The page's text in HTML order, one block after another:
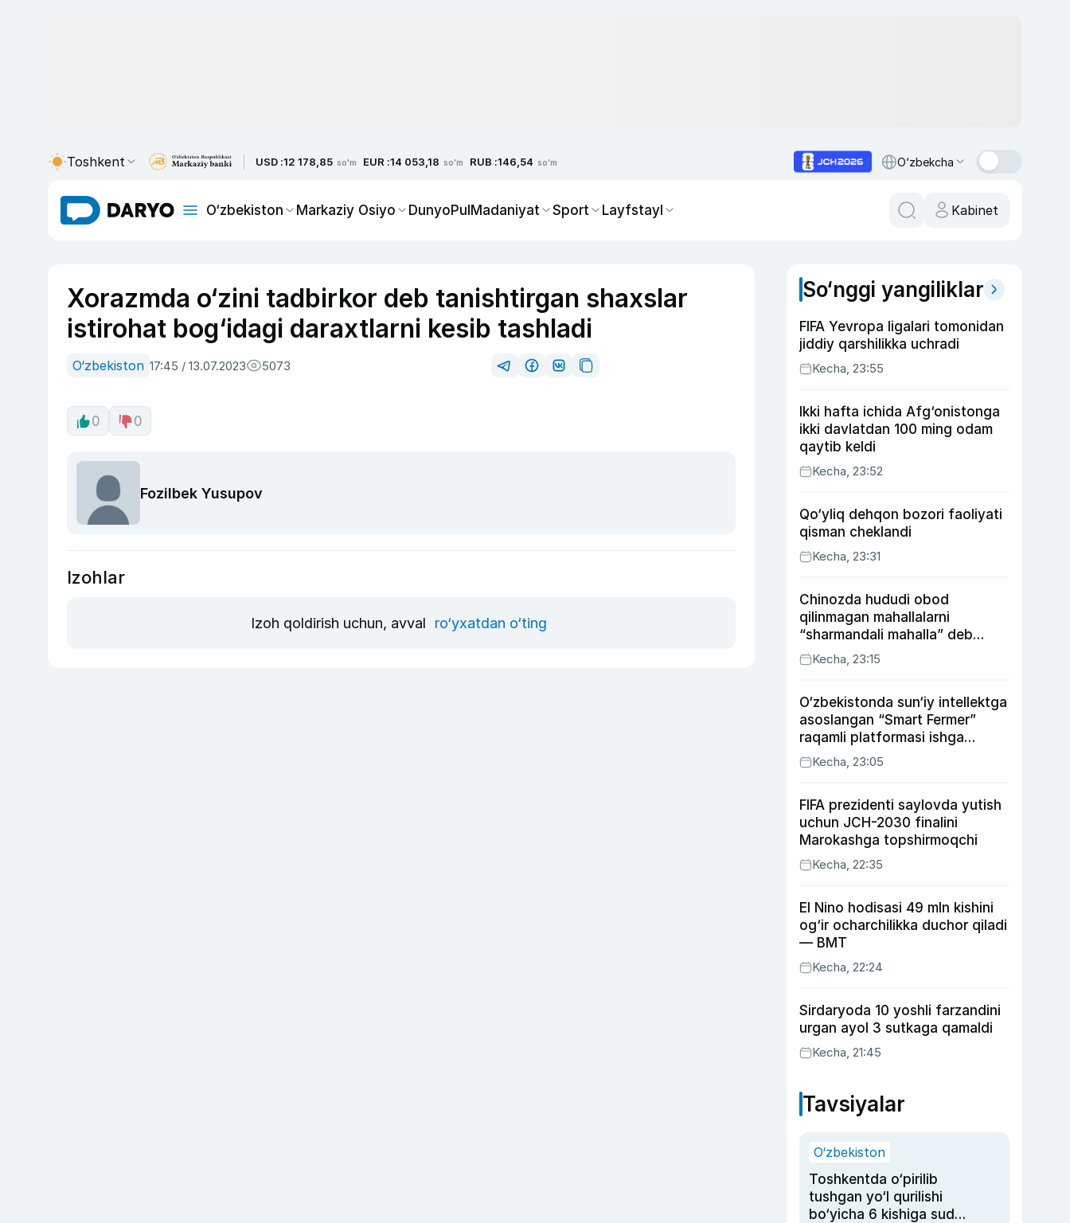
Toshkent USD :12 178,85 so'm EUR :14 053,18 so'm RUB :146,54 so'm O‘zbekcha
O‘zbekiston Markaziy Osiyo DunyoPulMadaniyat Sport Layfstayl Kabinet
Xorazmda o‘zini tadbirkor deb tanishtirgan shaxslar
istirohat bog‘idagi daraxtlarni kesib tashladi
O‘zbekiston 17:45 / 13.07.2023 5073
0 0
Fozilbek Yusupov
Izohlar
Izoh qoldirish uchun, avval ro‘yxatdan o‘ting
So‘nggi yangiliklar
FIFA Yevropa ligalari tomonidan
jiddiy qarshilikka uchradi
Kecha, 23:55
Ikki hafta ichida Afg‘onistonga
ikki davlatdan 100 ming odam
qaytib keldi
Kecha, 23:52
Qo‘yliq dehqon bozori faoliyati
qisman cheklandi
Kecha, 23:31
Chinozda hududi obod
qilinmagan mahallalarni
“sharmandali mahalla” deb
belgilash boshlandi
Kecha, 23:15
O‘zbekistonda sun‘iy intellektga
asoslangan “Smart Fermer”
raqamli platformasi ishga
tushiriladi
Kecha, 23:05
FIFA prezidenti saylovda yutish
uchun JCH-2030 finalini
Marokashga topshirmoqchi
Kecha, 22:35
El Nino hodisasi 49 mln kishini
og‘ir ocharchilikka duchor qiladi
— BMT
Kecha, 22:24
Sirdaryoda 10 yoshli farzandini
urgan ayol 3 sutkaga qamaldi
Kecha, 21:45
Tavsiyalar
O‘zbekiston
Toshkentda o‘pirilib
tushgan yo‘l qurilishi
bo‘yicha 6 kishiga sud